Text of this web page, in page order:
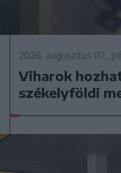
2026. augusztus 07.,
Viharok
székelyföldi